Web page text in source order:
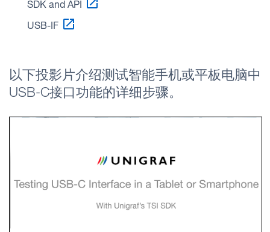
以下投影片介绍测试智能手机或平板电脑中
USB-C接口功能的详细步骤。
SDK and API
USB-IF